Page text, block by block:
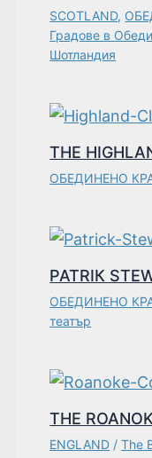
SCOTLAND,
Градове в
Шотландия
THE
ОБЕДИНЕНО
PATRIК
ОБЕДИНЕНО
театър
THE
ENGLAND /The